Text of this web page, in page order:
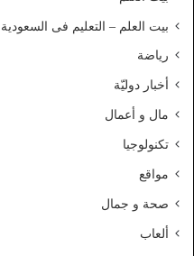
ل
ط
ا
م
و
د
بيت العلم – التعليم فى السعودية
رياضة
أخبار دوليّة
مال و أعمال
تكنولوجيا
مواقع
صحة و جمال
ألعاب